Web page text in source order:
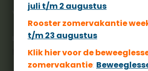
Voor een actieve zwembeleving moet u bij
Langs deze weg willen we u wijzen op
https://www.citysportveldhoven.nl/
juli t/m 2 augustus
Rooster zomervakantie
t/m 23 augustus
Klik hier voor de
zomervakantie: